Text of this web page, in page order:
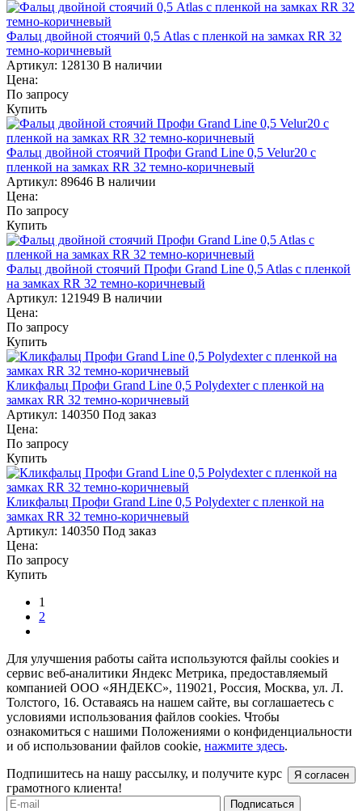
Фальц двойной стоячий 0,5 Atlas с пленкой на замках RR 32
темно-коричневый
Артикул: 128130 В наличии
Цена:
По запросу
Купить
Фальц двойной стоячий Профи Grand Line 0,5 Velur20 с
пленкой на замках RR 32 темно-коричневый
Артикул: 89646 В наличии
Цена:
По запросу
Купить
Фальц двойной стоячий Профи Grand Line 0,5 Atlas с пленкой
на замках RR 32 темно-коричневый
Артикул: 121949 В наличии
Цена:
По запросу
Купить
Кликфальц Профи Grand Line 0,5 Polydexter с пленкой на
замках RR 32 темно-коричневый
Артикул: 140350 Под заказ
Цена:
По запросу
Купить
Кликфальц Профи Grand Line 0,5 Polydexter с пленкой на
замках RR 32 темно-коричневый
Артикул: 140350 Под заказ
Цена:
По запросу
Купить
1
2
Для улучшения работы сайта используются файлы cookies и
сервис веб-аналитики Яндекс Метрика, предоставляемый
компанией ООО «ЯНДЕКС», 119021, Россия, Москва, ул. Л.
Толстого, 16. Оставаясь на нашем сайте, вы соглашаетесь с
условиями использования файлов cookies. Чтобы
ознакомиться с нашими Положениями о конфиденциальности
и об использовании файлов cookie, нажмите здесь.
Я согласен
Подпишитесь на нашу рассылку, и получите курс
грамотного клиента!